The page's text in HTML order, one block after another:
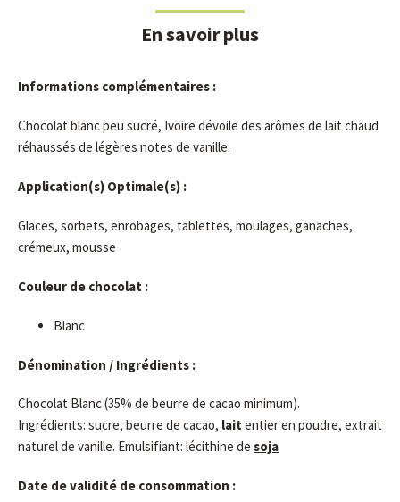
En savoir plus
Informations complémentaires :
Chocolat blanc peu sucré, Ivoire dévoile des arômes de lait chaud
réhaussés de légères notes de vanille.
Application(s) Optimale(s) :
Glaces, sorbets, enrobages, tablettes, moulages, ganaches,
crémeux, mousse
Couleur de chocolat :
Blanc
Dénomination / Ingrédients :
Chocolat Blanc (35% de beurre de cacao minimum).
Ingrédients: sucre, beurre de cacao, laitentier en poudre, extrait
naturel de vanille. Emulsifiant: lécithine de soja
Date de validité de consommation :